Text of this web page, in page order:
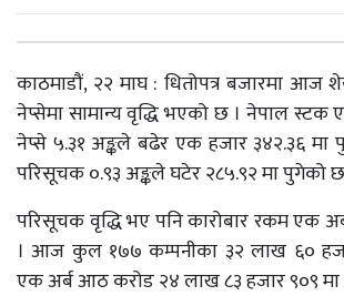
काठमाडौं, २२ माघ : धितोपत्र बजारमा आज
नेप्सेमा सामान्य वृद्धि भएको छ । नेपाल
नेप्से ५.३१ अङ्कले बढेर एक हजार ३४२.३६ मा
परिसूचक ०.९३ अङ्कले घटेर २८५.९२ मा पुगेको
परिसूचक वृद्धि भए पनि कारोबार रकम एक
। आज कुल १७७ कम्पनीका ३२ लाख ६०
एक अर्ब आठ करोड २४ लाख ८३ हजार ९०९ मा